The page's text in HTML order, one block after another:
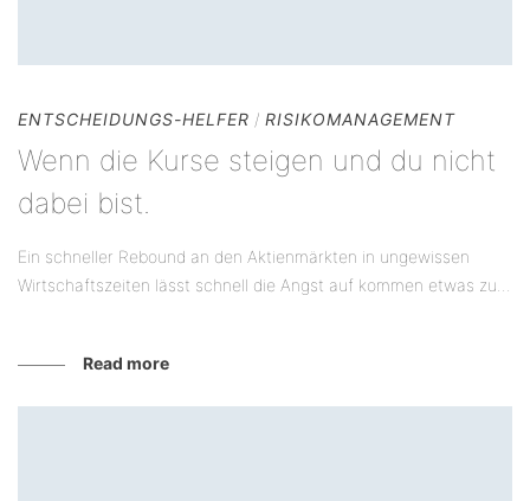
ENTSCHEIDUNGS-HELFER / RISIKOMANAGEMENT
Wenn die Kurse steigen und du nicht
dabei bist.
Ein schneller Rebound an den Aktienmärkten in ungewissen
Wirtschaftszeiten lässt schnell die Angst auf kommen etwas zu...
Read more